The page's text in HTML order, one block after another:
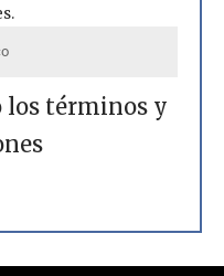
los términos y